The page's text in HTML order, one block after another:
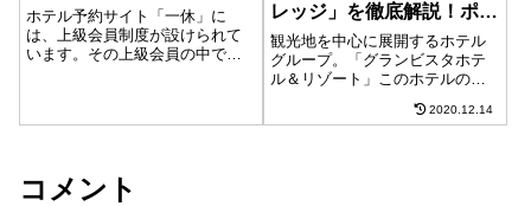
会員をも凌ぐ特典が！-北
関東編-
ホテル予約サイト「一休」に
は、上級会員制度が設けられて
います。その上級会員の中で
用が必須と、条件は中々に厳し
レッジ」を徹底解説！ポイ
ントを貯めるとプラチナメ
ンバーに！
観光地を中心に展開するホテル
グループ。「グランビスタホテ
ル＆リゾート」このホテルの会
ります。グランビレッジの会員
2020.12.14
コメント